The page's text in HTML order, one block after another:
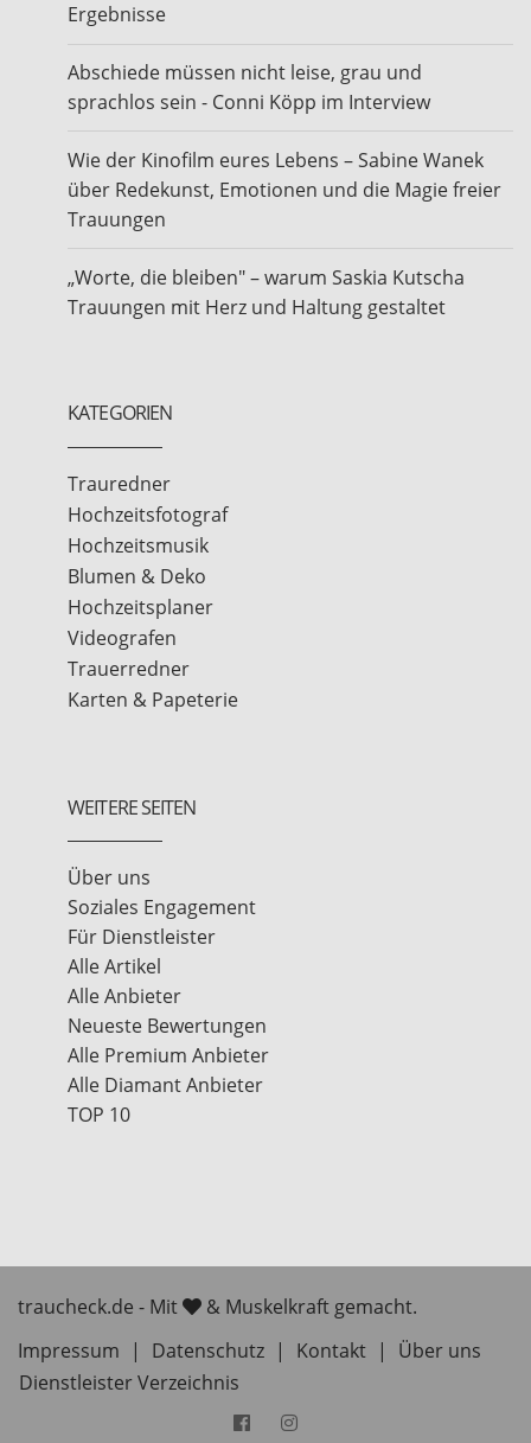
Ergebnisse
Abschiede müssen nicht leise, grau und
sprachlos sein - Conni Köpp im Interview
Wie der Kinofilm eures Lebens – Sabine Wanek
über Redekunst, Emotionen und die Magie freier
Trauungen
„Worte, die bleiben" – warum Saskia Kutscha
Trauungen mit Herz und Haltung gestaltet
KATEGORIEN
Trauredner
Hochzeitsfotograf
Hochzeitsmusik
Blumen & Deko
Hochzeitsplaner
Videografen
Trauerredner
Karten & Papeterie
WEITERE SEITEN
Über uns
Soziales Engagement
Für Dienstleister
Alle Artikel
Alle Anbieter
Neueste Bewertungen
Alle Premium Anbieter
Alle Diamant Anbieter
TOP 10
traucheck.de - Mit
& Muskelkraft gemacht.
Impressum
| Datenschutz | Kontakt |
Über uns
Dienstleister Verzeichnis